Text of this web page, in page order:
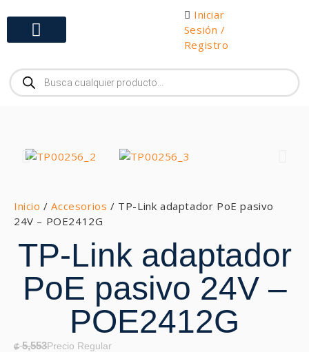
Iniciar
Sesión /
Registro
Inicio /Accesorios / TP-Link adaptador PoE pasivo
24V – POE2412G
TP-Link adaptador
PoE pasivo 24V –
POE2412G
₡5,553